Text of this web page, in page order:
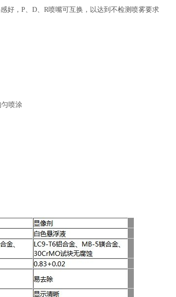
好，P、D、R喷嘴可互换，以达到不检测喷雾要求
匀喷涂